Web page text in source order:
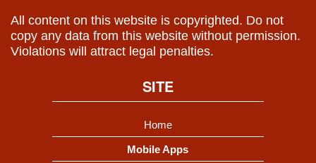
All content on this website is copyrighted. Do not
copy any data from this website without permission.
Violations will attract legal penalties.
SITE
Home
Mobile Apps